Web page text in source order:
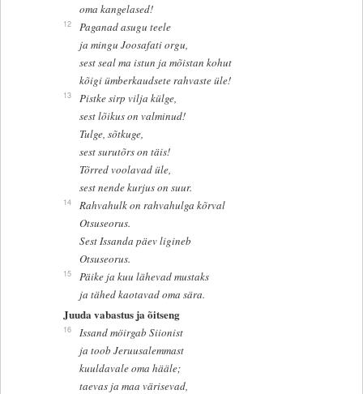
oma kangelased!
12
Paganad asugu teele
ja mingu Joosafati orgu,
sest seal ma istun ja mõistan kohut
kõigi ümberkaudsete rahvaste üle!
13
Pistke sirp vilja külge,
sest lõikus on valminud!
Tulge, sõtkuge,
sest surutõrs on täis!
Tõrred voolavad üle,
sest nende kurjus on suur.
14
Rahvahulk on rahvahulga kõrval
Otsuseorus.
Sest Issanda päev ligineb
Otsuseorus.
15
Päike ja kuu lähevad mustaks
ja tähed kaotavad oma sära.
Juuda vabastus ja õitseng
16
Issand möirgab Siionist
ja toob Jeruusalemmast
kuuldavale oma hääle;
taevas ja maa värisevad,